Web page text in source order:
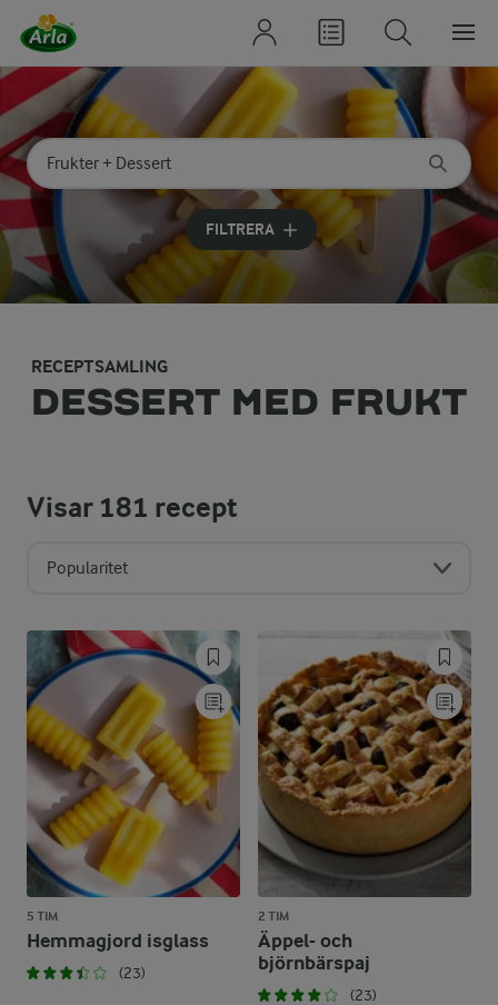
Sök på kategori eller ingrediens
Skriv in sökord för att få förslag
FILTRERA
RECEPTSAMLING
DESSERT MED FRUKT
Visar181 recept
Popularitet
5 TIM
Hemmagjord isglass
(23)
2 TIM
Äppel- och
björnbärspaj
(23)